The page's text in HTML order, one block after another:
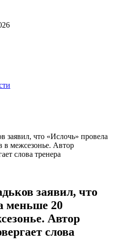
заявил, что «Ислочь» провела
в межсезонье. Автор
слова тренера
заявил, что
меньше 20
Автор
слова